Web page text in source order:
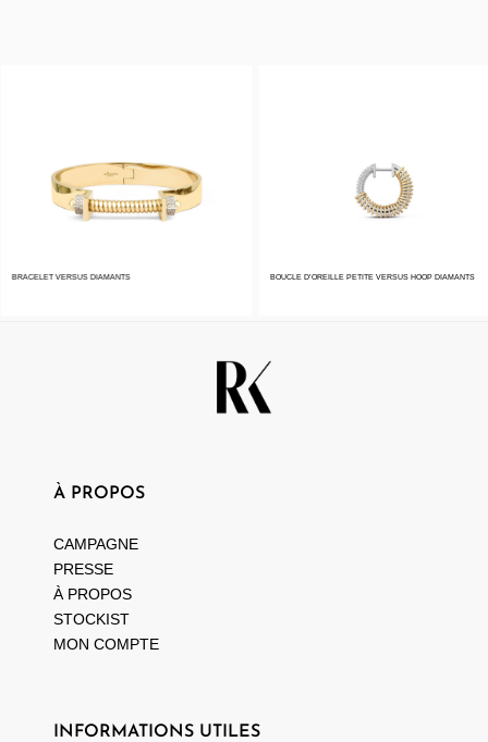
BRACELET VERSUS DIAMANTS BOUCLE D’OREILLE PETITE VERSUS HOOP DIAMANTS
À PROPOS
CAMPAGNE
PRESSE
À PROPOS
STOCKIST
MON COMPTE
INFORMATIONS UTILES